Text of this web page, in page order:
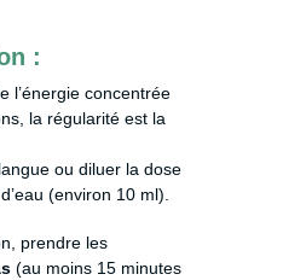
:
l’énergie concentrée
la régularité est la
ou diluer la dose
(environ 10 ml).
prendre les
(au moins 15 minutes